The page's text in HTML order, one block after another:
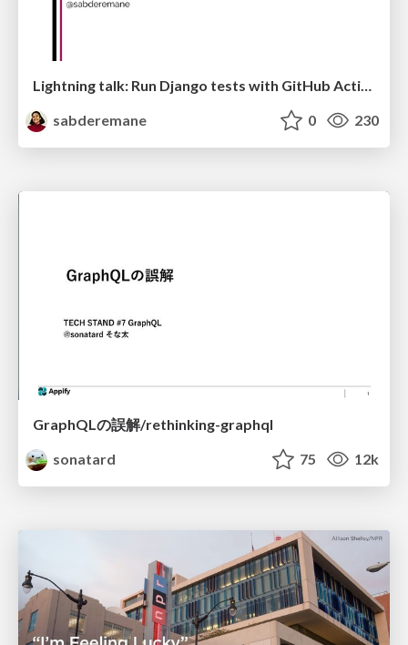
Lightning talk: Run Django tests with GitHub Actions
sabderemane
0 230
GraphQLの誤解/rethinking-graphql
sonatard
75 12k